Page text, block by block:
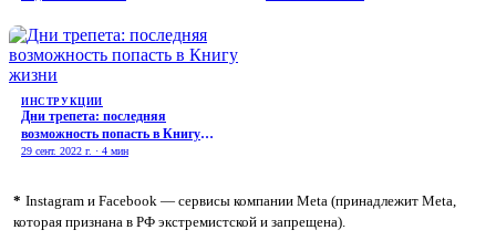
ИНСТРУКЦИИ
Дни трепета: последняя
возможность попасть в Книгу
жизни
29 сент. 2022 г. · 4 мин
* Instagram и Facebook — сервисы компании Meta (принадлежит Meta,
которая признана в РФ экстремистской и запрещена).